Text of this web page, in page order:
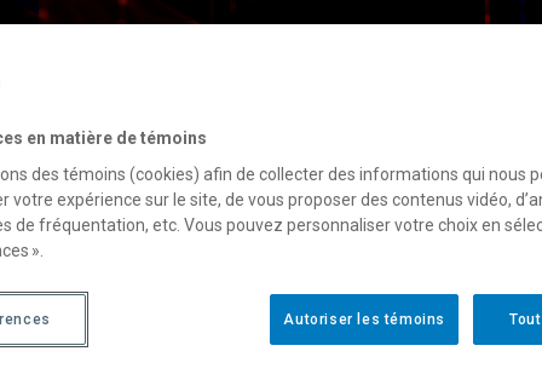
par mots-clés Unités
en matière de témoins
des témoins (cookies) afin de collecter des informations qui nous
votre expérience sur le site, de vous proposer des contenus vidéo,
de fréquentation, etc. Vous pouvez personnaliser votre choix en
».
Autoriser les témoins